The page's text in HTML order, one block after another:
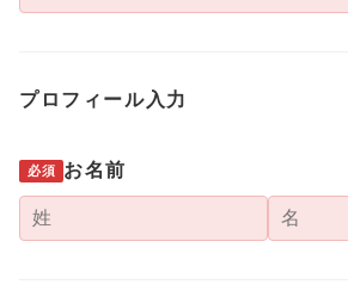
プロフィール入力
必須 お名前